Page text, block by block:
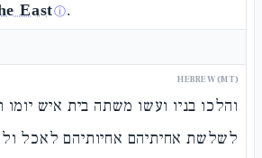
Eastⓘ.
HEBREW (MT)
והלכו בניו ועשו משתה בית איש יומו
לשלשת אחיתיהם אחיותיהם לאכל